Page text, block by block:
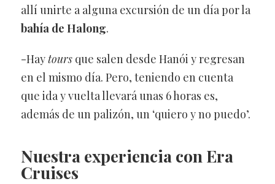
allí unirte a alguna excursión de un día por la
bahía de Halong.
-Haytoursque salen desde Hanói y regresan
en el mismo día. Pero, teniendo en cuenta
que ida y vuelta llevará unas 6 horas es,
además de un palizón, un ‘quiero y no puedo’.
Nuestra experiencia con Era
Cruises